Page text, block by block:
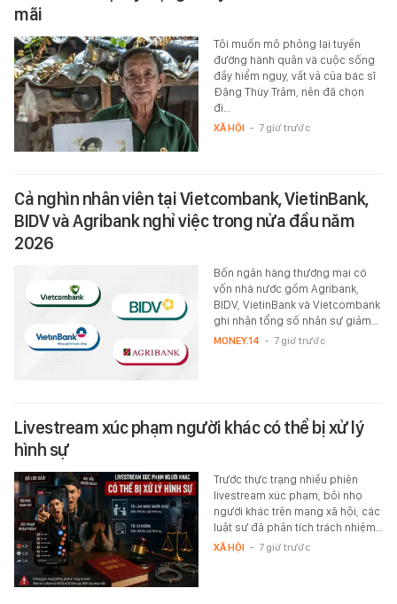
mãi
Tôi muốn mô phỏng lại tuyến
đường hành quân và cuộc sống
đầy hiểm nguy, vất vả của bác sĩ
Đặng Thùy Trâm, nên đã chọn
đi…
XÃ HỘI - 7 giờ trước
Cả nghìn nhân viên tại Vietcombank, VietinBank,
BIDV và Agribank nghỉ việc trong nửa đầu năm
2026
Bốn ngân hàng thương mại có
vốn nhà nước gồm Agribank,
BIDV, VietinBank và Vietcombank
ghi nhận tổng số nhân sự giảm…
MONEY.14 - 7 giờ trước
Livestream xúc phạm người khác có thể bị xử lý
hình sự
Trước thực trạng nhiều phiên
livestream xúc phạm, bôi nhọ
người khác trên mạng xã hội, các
luật sư đã phân tích trách nhiệm…
XÃ HỘI - 7 giờ trước